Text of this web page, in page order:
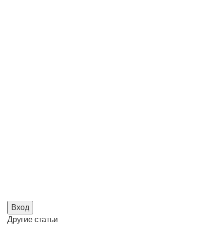
Вход
Другие статьи